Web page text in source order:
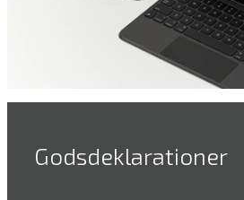
Godsdeklarationer